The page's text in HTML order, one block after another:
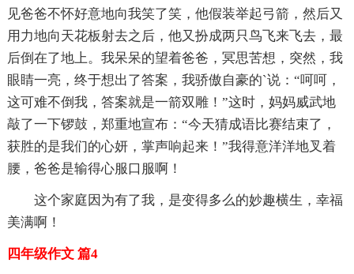
见爸爸不怀好意地向我笑了笑，他假装举起弓箭，然后又
用力地向天花板射去之后，他又扮成两只鸟飞来飞去，最
后倒在了地上。我呆呆的望着爸爸，冥思苦想，突然，我
眼睛一亮，终于想出了答案，我骄傲自豪的`说：“呵呵，
这可难不倒我，答案就是一箭双雕！”这时，妈妈威武地
敲了一下锣鼓，郑重地宣布：“今天猜成语比赛结束了，
获胜的是我们的心妍，掌声响起来！”我得意洋洋地叉着
腰，爸爸是输得心服口服啊！
这个家庭因为有了我，是变得多么的妙趣横生，幸福
美满啊！
四年级作文 篇4